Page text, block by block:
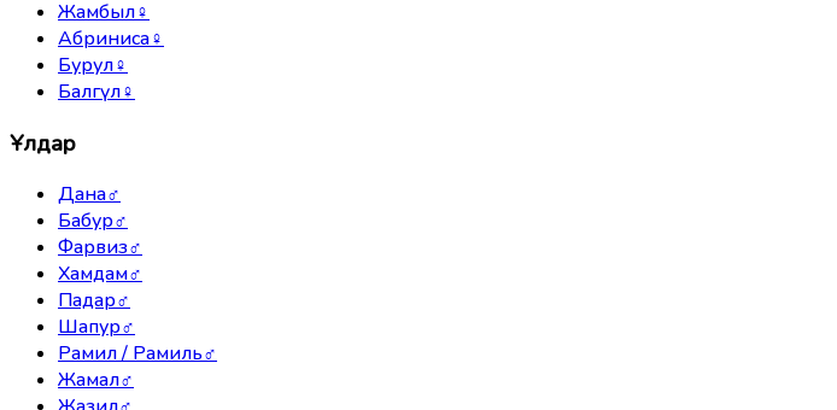
Жамбыл♀
Абриниса♀
Бурул♀
Балгүл♀
Ұлдар
Дана♂
Бабур♂
Фарвиз♂
Хамдам♂
Падар♂
Шапур♂
Рамил / Рамиль♂
Жамал♂